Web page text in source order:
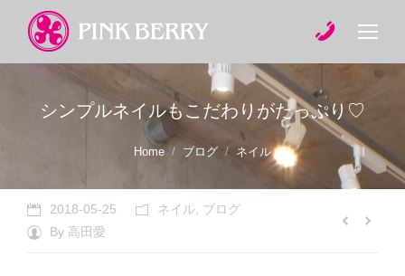
シンプルネイルもこだわりがたっぷり♡
Home ブログ ネイル
2018-05-25 ネイル ブログ
By 高田愛